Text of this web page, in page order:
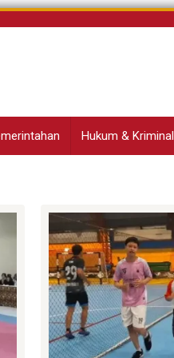
Hukum & Kriminal